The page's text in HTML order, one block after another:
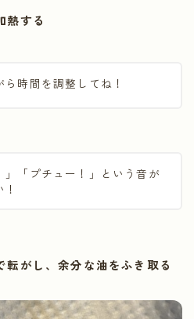
熱する
時間を調整してね！
」「プチュー！」という音が
がし、余分な油をふき取る